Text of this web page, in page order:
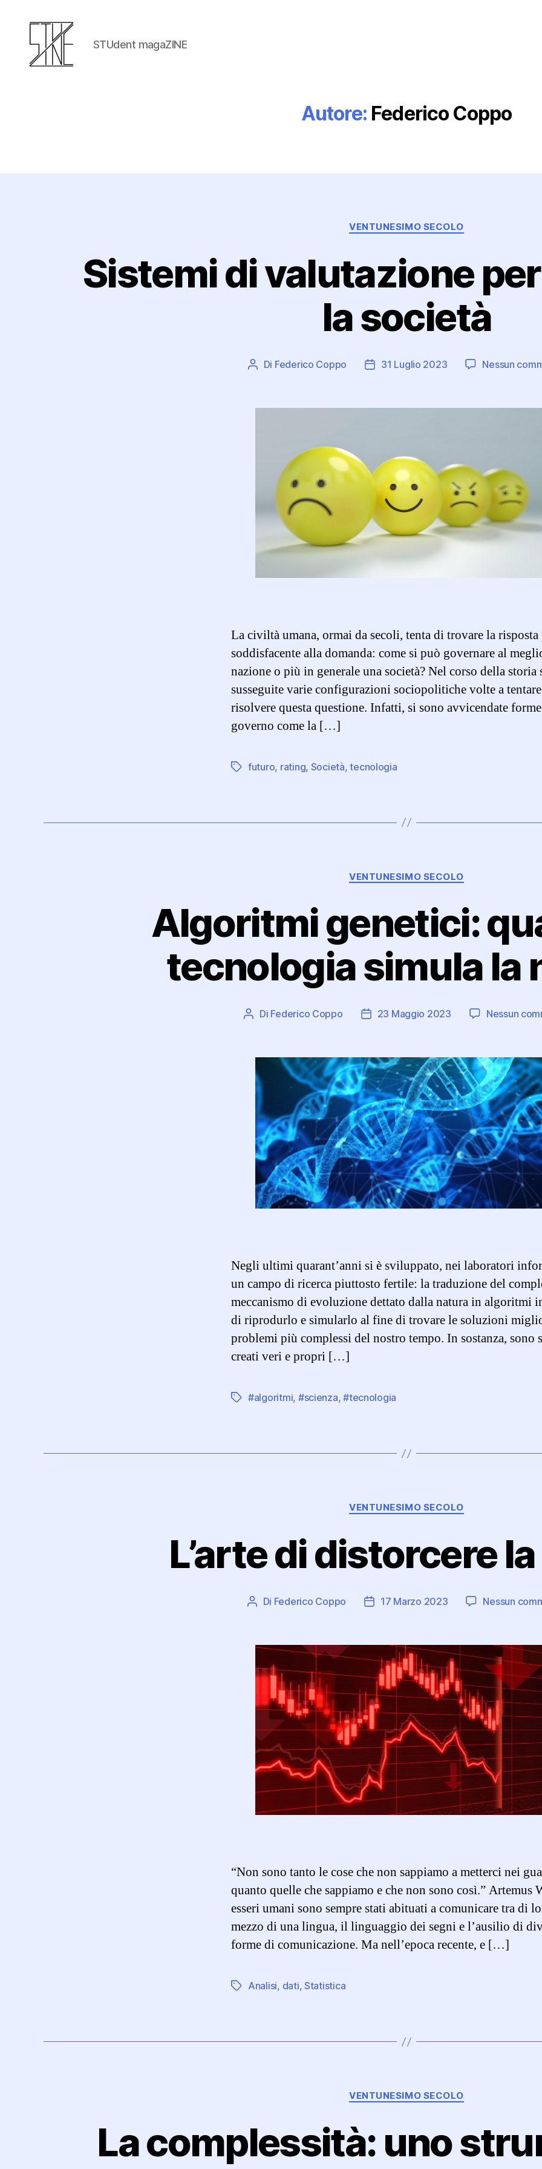
STUdent magaZINE
Autore: Federico Coppo
Categorie
VENTUNESIMO SECOLO
Sistemi di valutazione
la società
Autore
Di Federico Coppo
Data31 Luglio 2023 Nessun
La civiltà umana, ormai da secoli, tenta di trovare la
soddisfacente alla domanda: come si può governare al
nazione o più in generale una società? Nel corso della storia
susseguite varie configurazioni sociopolitiche volte a
risolvere questa questione. Infatti, si sono avvicendate
governo come la […]
Tag futuro, rating, Società,tecnologia
Categorie
VENTUNESIMO SECOLO
Algoritmi genetici:
tecnologia simula la
Autore
Di Federico Coppo
Data23 Maggio 2023 Nessun
Negli ultimi quarant’anni si è sviluppato, nei laboratori
un campo di ricerca piuttosto fertile: la traduzione del
meccanismo di evoluzione dettato dalla natura in algoritmi
di riprodurlo e simularlo al fine di trovare le soluzioni
problemi più complessi del nostro tempo. In sostanza, sono
creati veri e propri […]
Tag #algoritmi, #scienza,#tecnologia
Categorie
VENTUNESIMO SECOLO
L’arte di distorcere
Autore
Di Federico Coppo
Data17 Marzo 2023 Nessun
“Non sono tanto le cose che non sappiamo a metterci nei
quanto quelle che sappiamo e che non sono così.” Artemus
esseri umani sono sempre stati abituati a comunicare tra di
mezzo di una lingua, il linguaggio dei segni e l’ausilio di
forme di comunicazione. Ma nell’epoca recente, e […]
Tag Analisi, dati, Statistica
Categorie
VENTUNESIMO SECOLO
La complessità: uno